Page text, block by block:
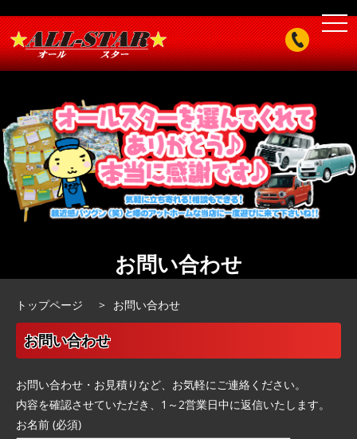
お問い合わせ
トップページ お問い合わせ
お問い合わせ
お問い合わせ・お見積りなど、お気軽にご連絡ください。
内容を確認させていただき、1～2営業日中に返信いたします。
お名前 (必須)